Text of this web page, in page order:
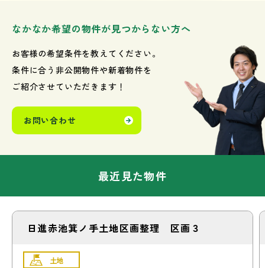
なかなか希望の物件が見つからない方へ
お客様の希望条件を教えてください。
条件に合う非公開物件や新着物件を
ご紹介させていただきます！
お問い合わせ
最近見た物件
日進赤池箕ノ手土地区画整理 区画３
土地